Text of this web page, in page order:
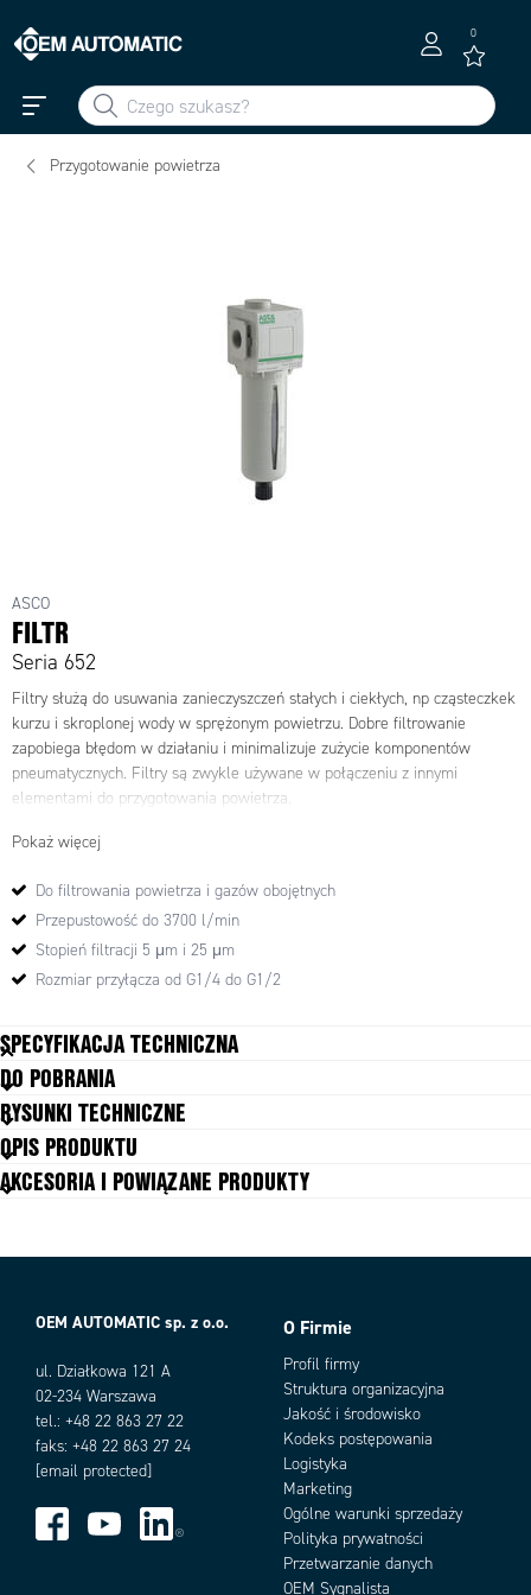
0
Przygotowanie powietrza
ASCO
FILTR
Seria 652
Filtry służą do usuwania zanieczyszczeń stałych i ciekłych, np cząsteczkek
kurzu i skroplonej wody w sprężonym powietrzu. Dobre filtrowanie
zapobiega błędom w działaniu i minimalizuje zużycie komponentów
pneumatycznych. Filtry są zwykle używane w połączeniu z innymi
elementami do przygotowania powietrza.
Pokaż więcej
Do filtrowania powietrza i gazów obojętnych
Przepustowość do 3700 l/min
Stopień filtracji 5 μm i 25 μm
Rozmiar przyłącza od G1/4 do G1/2
SPECYFIKACJA TECHNICZNA
Masa
Materiał filtra
Materiał miski Poliwęglan
Materiał uszczelnienia NBR
Max. temperatura medium
Min. temperatura medium -20 °C
Min. temperatura pracy -20 °C
Minimalne ciśnienie zasilania
Podłączenie
Przepływ maksymalny 2024 l/min
DO POBRANIA
RYSUNKI TECHNICZNE
OPIS PRODUKTU
AKCESORIA I POWIĄZANE PRODUKTY
Add as new cart row
OEM AUTOMATIC sp. z o.o.
ul. Działkowa 121 A
02-234 Warszawa
tel.: +48 22 863 27 22
faks: +48 22 863 27 24
[email protected]
O Firmie
Profil firmy
Struktura organizacyjna
Jakość i środowisko
Kodeks postępowania
Logistyka
Marketing
Ogólne warunki sprzedaży
Polityka prywatności
Przetwarzanie danych
OEM Sygnalista